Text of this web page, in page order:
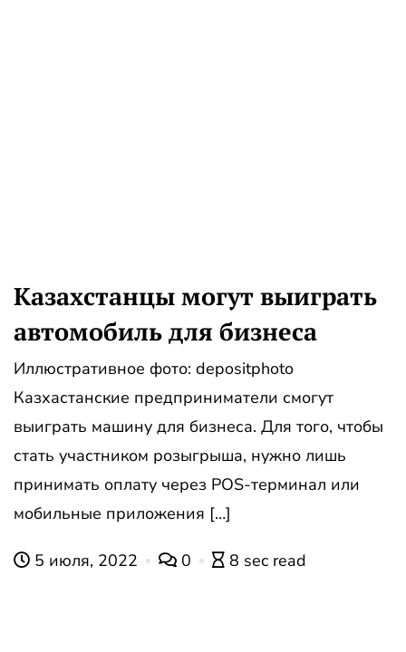
Казахстанцы могут выиграть
автомобиль для бизнеса
Иллюстративное фото: depositphoto
Казхастанские предприниматели смогут
выиграть машину для бизнеса. Для того, чтобы
стать участником розыгрыша, нужно лишь
принимать оплату через POS-терминал или
мобильные приложения […]
5 июля, 2022 0 8 sec read